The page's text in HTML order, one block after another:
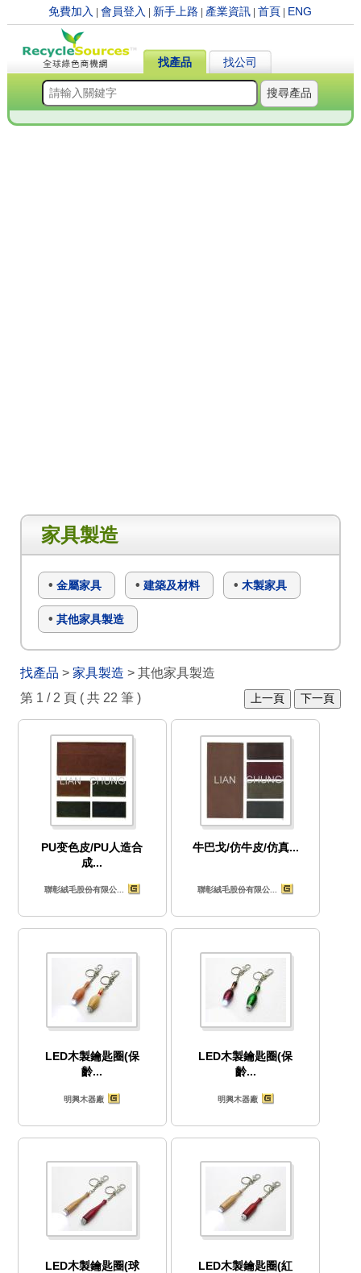
免費加入 |會員登入 新手上路 產業資訊 |首頁 ENG
找產品 找公司
搜尋產品
家具製造
金屬家具 建築及材料 木製家具
其他家具製造
找產品 > 家具製造 > 其他家具製造
第 1 / 2 頁 ( 共 22 筆 )
上一頁 下一頁
PU变色皮/PU人造合
成...
聯彰絨毛股份有限公...
牛巴戈/仿牛皮/仿真...
聯彰絨毛股份有限公...
LED木製鑰匙圈(保
齡...
明興木器廠
LED木製鑰匙圈(保
齡...
明興木器廠
LED木製鑰匙圈(球
LED木製鑰匙圈(紅